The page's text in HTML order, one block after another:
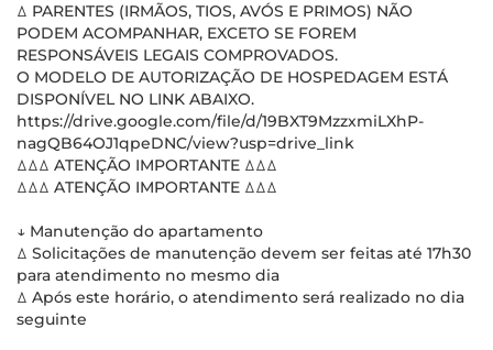
ꕔ PARENTES (IRMÃOS, TIOS, AVÓS E PRIMOS) NÃO
PODEM ACOMPANHAR, EXCETO SE FOREM
RESPONSÁVEIS LEGAIS COMPROVADOS.
O MODELO DE AUTORIZAÇÃO DE HOSPEDAGEM ESTÁ
DISPONÍVEL NO LINK ABAIXO.
https://drive.google.com/file/d/19BXT9MzzxmiLXhP-
nagQB64OJ1qpeDNC/view?usp=drive_link
ꕔꕔꕔ ATENÇÃO IMPORTANTE ꕔꕔꕔ
ꕔꕔꕔ ATENÇÃO IMPORTANTE ꕔꕔꕔ
↓ Manutenção do apartamento
ꕔ Solicitações de manutenção devem ser feitas até 17h30
para atendimento no mesmo dia
ꕔ Após este horário, o atendimento será realizado no dia
seguinte